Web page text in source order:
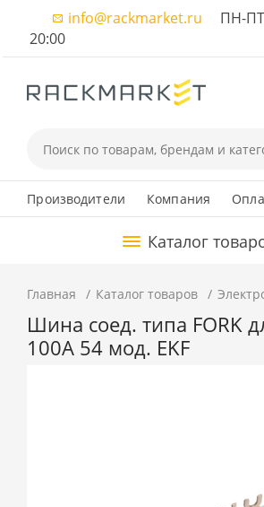
info@rackmarket.ru ПН-
20:00
Производители Компания
Каталог
Главная Каталог товаров
Шина соед. типа FORK
100А 54 мод. EKF